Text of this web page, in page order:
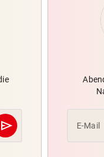
send
Abschicken E-Mail